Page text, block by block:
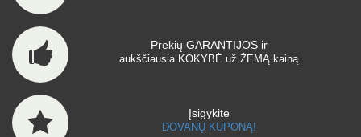
Prekių GARANTIJOS ir
aukščiausia KOKYBĖ už ŽEMĄ kainą
Įsigykite
DOVANŲ KUPONĄ!